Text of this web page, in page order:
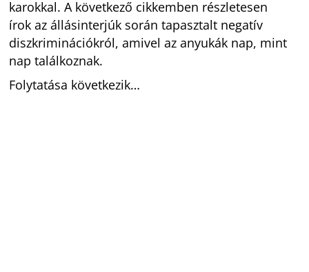
karokkal. A következő cikkemben részletesen
írok az állásinterjúk során tapasztalt negatív
diszkriminációkról, amivel az anyukák nap, mint
nap találkoznak.
Folytatása következik…